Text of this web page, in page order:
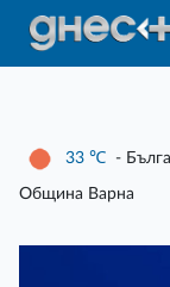
33 ℃ -
Община Варна